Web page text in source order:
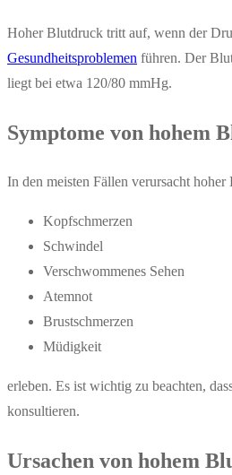
Hoher Blutdruck tritt auf, wenn der
Gesundheitsproblemen führen. Der
liegt bei etwa 120/80 mmHg.
Symptome von hohem
In den meisten Fällen verursacht
Kopfschmerzen
Schwindel
Verschwommenes Sehen
Atemnot
Brustschmerzen
Müdigkeit
erleben. Es ist wichtig zu beachten,
konsultieren.
Ursachen von hohem